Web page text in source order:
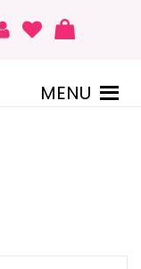
MENU